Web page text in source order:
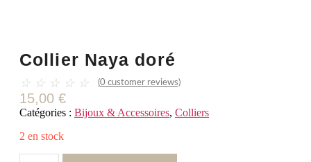
Collier Naya doré
☆ ☆ ☆ ☆ ☆ (0 customer reviews)
15,00 €
Catégories : Bijoux & Accessoires, Colliers
2 en stock